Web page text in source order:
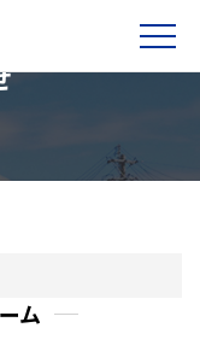
ム